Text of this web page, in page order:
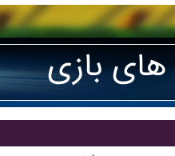
های بازی